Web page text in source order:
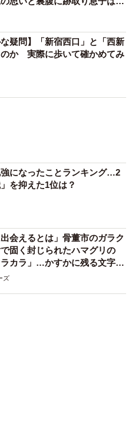
より）
智が小豆島の沖で機雷に触
は終戦まで生き残ってお
航した。
を広島県庁に求めたが、
防波堤を建設できなかっ
国海運局から「防波堤に
る」との情報が寄せられ
「第一武智丸」と「第二武
障したり廃船になったりし
な疑問】「新宿西口」と「西新
か 実際に歩いて確かめてみ
になったことランキング…2
を抑えた1位は？
出会えるとは」骨董市のガラク
固く封じられたハマグリの
カラ」…かすかに残る文字か
な用途
ズ